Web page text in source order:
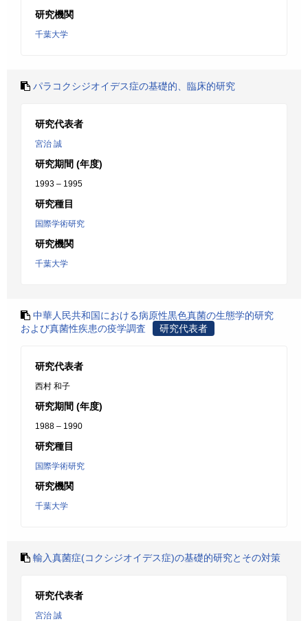
研究機関
千葉大学
パラコクシジオイデス症の基礎的、臨床的研究
研究代表者
宮治 誠
研究期間 (年度)
1993 – 1995
研究種目
国際学術研究
研究機関
千葉大学
中華人民共和国における病原性黒色真菌の生態学的研究
および真菌性疾患の疫学調査
研究代表者
研究代表者
西村 和子
研究期間 (年度)
1988 – 1990
研究種目
国際学術研究
研究機関
千葉大学
輸入真菌症(コクシジオイデス症)の基礎的研究とその対策
研究代表者
宮治 誠